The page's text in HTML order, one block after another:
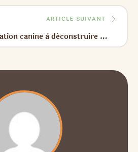
ARTICLE SUIVANT
Les mythes de l’éducation canine à déconstruire : mâle alpha, dominance, chiens « irrécupérables »